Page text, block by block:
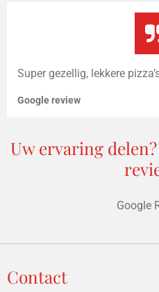
Super gezellig, lekkere
Google review
Uw ervaring
Google
Contact